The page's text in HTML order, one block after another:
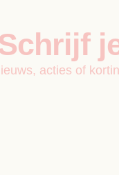
acties of